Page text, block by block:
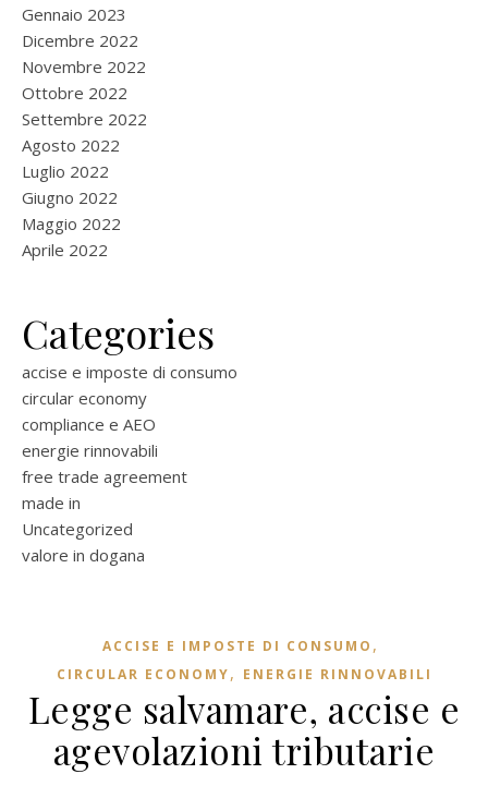
Gennaio 2023
Dicembre 2022
Novembre 2022
Ottobre 2022
Settembre 2022
Agosto 2022
Luglio 2022
Giugno 2022
Maggio 2022
Aprile 2022
Categories
accise e imposte di consumo
circular economy
compliance e AEO
energie rinnovabili
free trade agreement
made in
Uncategorized
valore in dogana
ACCISE E IMPOSTE DI CONSUMO ,
CIRCULAR ECONOMY, ENERGIE RINNOVABILI
Legge salvamare, accise e
agevolazioni tributarie